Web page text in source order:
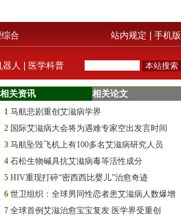
合 站内规定 手机版
器人 医学科普
相关资讯 相关论文
1 马航悲剧重创艾滋病学界
2 国际艾滋病大会将为遇难专家空出发言时间
3 马航坠毁飞机上有100多名艾滋病研究人员
4 石松生物碱具抗艾滋病毒等活性成分
5 HIV重现打碎“密西西比婴儿”治愈奇迹
6 世卫组织：全球男同性恋者患艾滋病人数爆增
7 全球首例艾滋治愈宝宝复发 医学界受重创